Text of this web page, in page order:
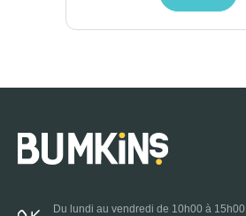
Du lundi au vendredi de 10h00 à 15h00